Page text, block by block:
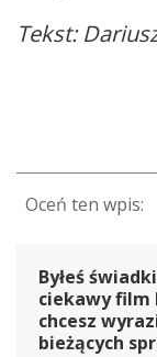
Tekst:
Byłeś
ciekawy film
chcesz
bieżących